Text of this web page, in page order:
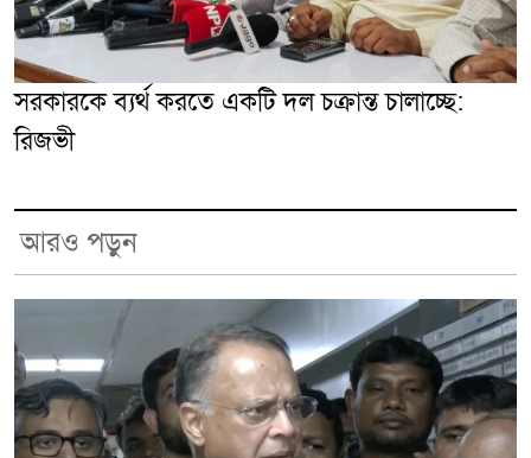
সরকারকে ব্যর্থ করতে একটি দল চক্রান্ত চালাচ্ছে:
রিজভী
আরও পড়ুন